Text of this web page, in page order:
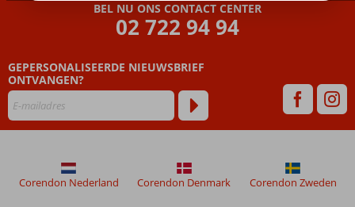
BEL NU ONS CONTACT CENTER
02 722 94 94
GEPERSONALISEERDE NIEUWSBRIEF
ONTVANGEN?
Corendon Nederland Corendon Denmark Corendon Zweden